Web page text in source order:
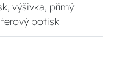
výšivka, přímý
potisk